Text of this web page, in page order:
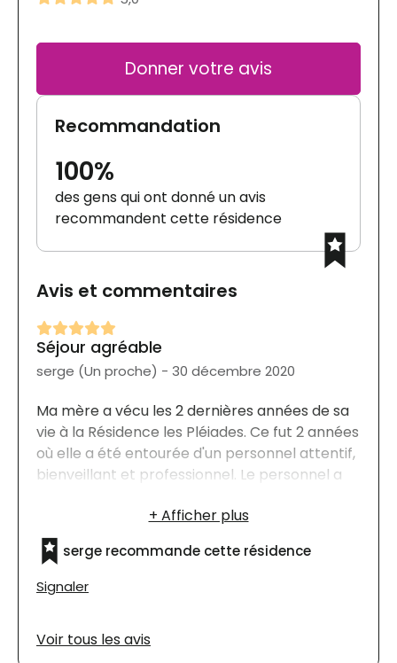
Donner votre avis
Recommandation
100%
des gens qui ont donné un avis
recommandent cette résidence
Avis et commentaires
Séjour agréable
serge (Un proche) - 30 décembre 2020
Ma mère a vécu les 2 dernières années de sa
vie à la Résidence les Pléiades. Ce fut 2 années
où elle a été entourée d'un personnel attentif,
bienveillant et professionnel. Le personnel a
confortable. J'ai toujours eu l'Impression que
l'ensemble du personnel avait pour but le
bien-être de ma mère.
serge recommande cette résidence
Signaler
Voir tous les avis